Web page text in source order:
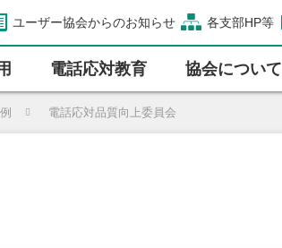
ユーザー協会からのお知らせ 各支部HP等
電話応対教育 協会について
電話応対品質向上委員会